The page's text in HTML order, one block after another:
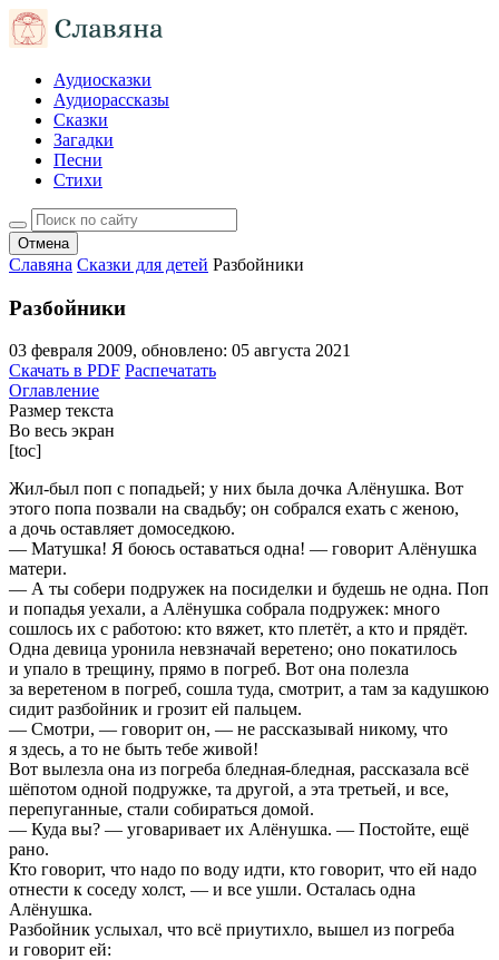
Аудиосказки
Аудиорассказы
Сказки
Загадки
Песни
Стихи
Отмена
Славяна Сказки для детей Разбойники
Разбойники
03 февраля 2009, обновлено: 05 августа 2021
Скачать в PDF Распечатать
Оглавление
Размер текста
Во весь экран
[toc]
Жил-был поп с попадьей; у них была дочка Алёнушка. Вот
этого попа позвали на свадьбу; он собрался ехать с женою,
а дочь оставляет домоседкою.
— Матушка! Я боюсь оставаться одна! — говорит Алёнушка
матери.
— А ты собери подружек на посиделки и будешь не одна. Поп
и попадья уехали, а Алёнушка собрала подружек: много
сошлось их с работою: кто вяжет, кто плетёт, а кто и прядёт.
Одна девица уронила невзначай веретено; оно покатилось
и упало в трещину, прямо в погреб. Вот она полезла
за веретеном в погреб, сошла туда, смотрит, а там за кадушкою
сидит разбойник и грозит ей пальцем.
— Смотри, — говорит он, — не рассказывай никому, что
я здесь, а то не быть тебе живой!
Вот вылезла она из погреба бледная-бледная, рассказала всё
шёпотом одной подружке, та другой, а эта третьей, и все,
перепуганные, стали собираться домой.
— Куда вы? — уговаривает их Алёнушка. — Постойте, ещё
рано.
Кто говорит, что надо по воду идти, кто говорит, что ей надо
отнести к соседу холст, — и все ушли. Осталась одна
Алёнушка.
Разбойник услыхал, что всё приутихло, вышел из погреба
и говорит ей: